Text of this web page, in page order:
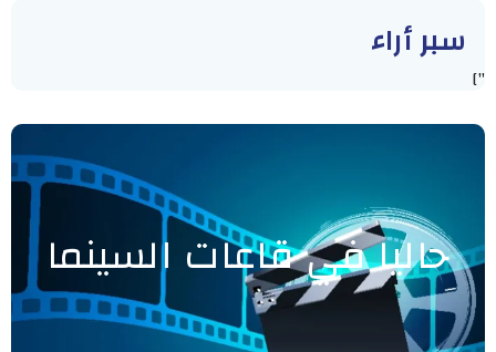
سبر أراء
"]
حاليا في قاعات السينما